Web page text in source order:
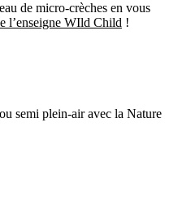
de micro-crèches en vous
l’enseigne WIld Child !
semi plein-air avec la Nature